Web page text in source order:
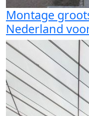
Montage
Nederland